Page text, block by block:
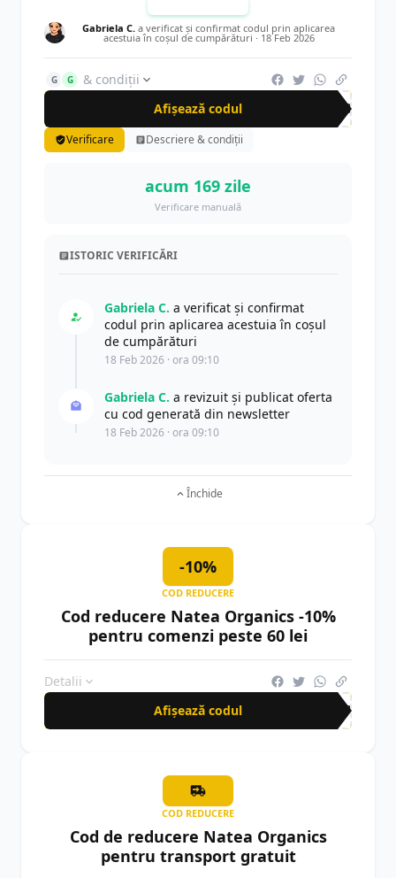
Gabriela C. a verificat și confirmat codul prin aplicarea
acestuia în coșul de cumpărături · 18 Feb 2026
G G
& condiții
Afișează codul
ABO
Verificare Descriere & condiții
acum 169 zile
Verificare manuală
ISTORIC VERIFICĂRI
Gabriela C. a verificat și confirmat
codul prin aplicarea acestuia în coșul
de cumpărături
18 Feb 2026 · ora 09:10
Gabriela C. a revizuit și publicat oferta
cu cod generată din newsletter
18 Feb 2026 · ora 09:10
Închide
-10%
COD REDUCERE
Cod reducere Natea Organics -10%
pentru comenzi peste 60 lei
Detalii
Afișează codul
CUP
COD REDUCERE
Cod de reducere Natea Organics
pentru transport gratuit